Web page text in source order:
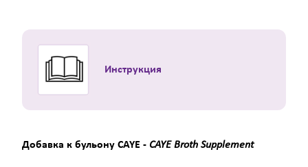
Инструкция
Добавка к бульону CAYE - CAYE Broth Supplement